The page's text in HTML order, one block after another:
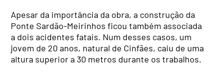
Apesar da importância da obra, a construção da
Ponte Sardão-Meirinhos ficou também associada
a dois acidentes fatais. Num desses casos, um
jovem de 20 anos, natural de Cinfães, caiu de uma
altura superior a 30 metros durante os trabalhos.